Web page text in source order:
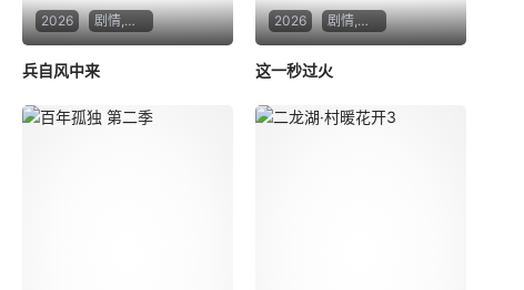
2026 剧情,动作
兵自风中来
2026 剧情,爱情
这一秒过火